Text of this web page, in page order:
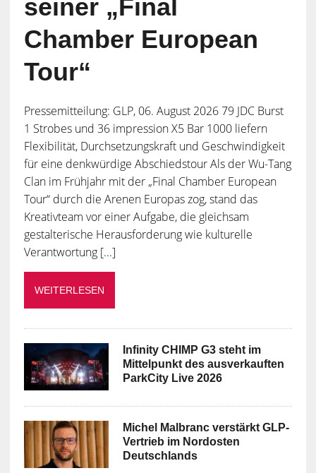
seiner „Final
Chamber European
Tour“
Pressemitteilung: GLP, 06. August 2026 79 JDC Burst
1 Strobes und 36 impression X5 Bar 1000 liefern
Flexibilität, Durchsetzungskraft und Geschwindigkeit
für eine denkwürdige Abschiedstour Als der Wu-Tang
Clan im Frühjahr mit der „Final Chamber European
Tour“ durch die Arenen Europas zog, stand das
Kreativteam vor einer Aufgabe, die gleichsam
gestalterische Herausforderung wie kulturelle
Verantwortung [...]
WEITERLESEN
Infinity CHIMP G3 steht im
Mittelpunkt des ausverkauften
ParkCity Live 2026
Michel Malbranc verstärkt GLP-
Vertrieb im Nordosten
Deutschlands